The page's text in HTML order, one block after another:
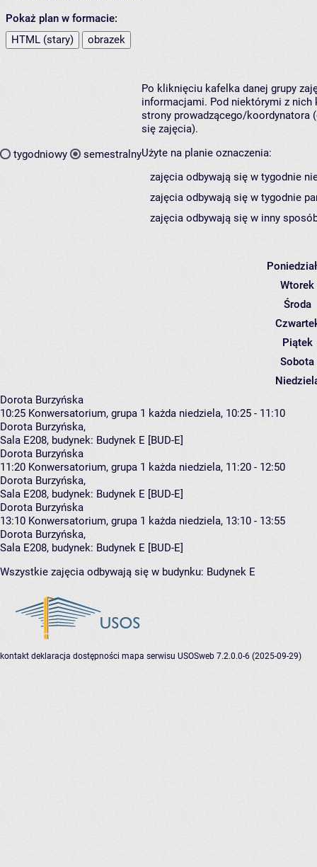
Pokaż plan w formacie:
HTML (stary)
obrazek
tygodniowy semestralny
Po kliknięciu kafelka danej grupy
informacjami. Pod niektórymi z nich
strony prowadzącego/koordynatora
się zajęcia).
Użyte na planie oznaczenia:
zajęcia odbywają się w tygodnie
zajęcia odbywają się w tygodnie
zajęcia odbywają się w inny
Wtorek
Środa
Piątek
Sobota
Dorota Burzyńska
10:25 Konwersatorium, grupa 1 każda niedziela, 10:25 - 11:10
Dorota Burzyńska,
Sala E208, budynek: Budynek E [BUD-E]
Dorota Burzyńska
11:20 Konwersatorium, grupa 1 każda niedziela, 11:20 - 12:50
Dorota Burzyńska,
Sala E208, budynek: Budynek E [BUD-E]
Dorota Burzyńska
13:10 Konwersatorium, grupa 1 każda niedziela, 13:10 - 13:55
Dorota Burzyńska,
Sala E208, budynek: Budynek E [BUD-E]
Wszystkie zajęcia odbywają się w budynku: Budynek E
kontakt deklaracja dostępności mapa serwisu USOSweb 7.2.0.0-6 (2025-09-29)